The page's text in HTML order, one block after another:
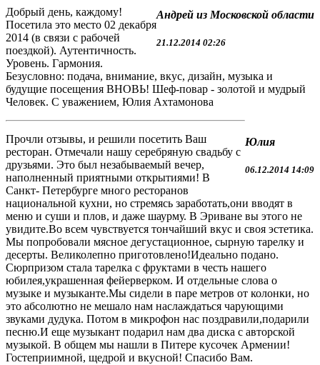
Андрей из Московской области
21.12.2014 02:26
Добрый день, каждому!
Посетила это место 02 декабря
2014 (в связи с рабочей
поездкой). Аутентичность.
Уровень. Гармония.
Безусловно: подача, внимание, вкус, дизайн, музыка и
будущие посещения ВНОВЬ! Шеф-повар - золотой и мудрый
Человек. С уважением, Юлия Ахтамонова
Юлия
06.12.2014 14:09
Прочли отзывы, и решили посетить Ваш
ресторан. Отмечали нашу серебряную свадьбу с
друзьями. Это был незабываемый вечер,
наполненный приятными открытиями! В
Санкт- Петербурге много ресторанов
национальной кухни, но стремясь заработать,они вводят в
меню и суши и плов, и даже шаурму. В Эриване вы этого не
увидите.Во всем чувствуется тончайший вкус и своя эстетика.
Мы попробовали мясное дегустационное, сырную тарелку и
десерты. Великолепно приготовлено!Идеально подано.
Сюрпризом стала тарелка с фруктами в честь нашего
юбилея,украшенная фейерверком. И отдельные слова о
музыке и музыканте.Мы сидели в паре метров от колонки, но
это абсолютно не мешало нам наслаждаться чарующими
звуками дудука. Потом в микрофон нас поздравили,подарили
песню.И еще музыкант подарил нам два диска с авторской
музыкой. В общем мы нашли в Питере кусочек Армении!
Гостеприимной, щедрой и вкусной! Спасибо Вам.